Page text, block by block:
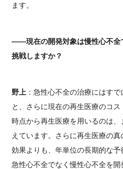
ます。
――現在の開発対象は慢性心不全
挑戦しますか？
野上 ：急性心不全の治療にはす
と、さらに現在の再生医療のコ
時点から再生医療を用いるのは
えています。さらに再生医療の
効果よりも、年単位の長期的な予
急性心不全でなく慢性心不全を